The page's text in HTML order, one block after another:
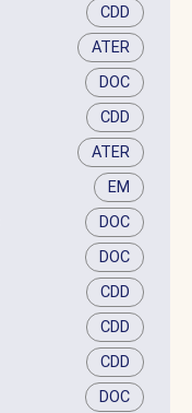
CDD
ATER
DOC
CDD
ATER
EM
DOC
DOC
CDD
CDD
CDD
DOC